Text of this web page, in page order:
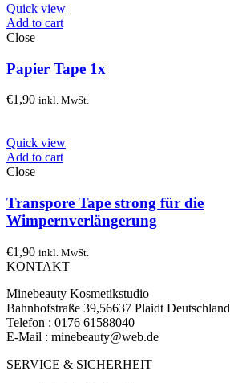
Quick view
Add to cart
Close
Papier Tape 1x
€1,90 inkl. MwSt.
Quick view
Add to cart
Close
Transpore Tape strong für die
Wimpernverlängerung
€1,90 inkl. MwSt.
KONTAKT
Minebeauty Kosmetikstudio
Bahnhofstraße 39,56637 Plaidt Deutschland
Telefon : ‭‭0176 61588040‬‬
E-Mail : minebeauty@web.de
SERVICE & SICHERHEIT